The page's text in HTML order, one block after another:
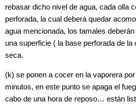
rebasar dicho nivel de agua, cada olla
perforada, la cual deberá quedar
agua mencionada, los tamales
una superficie ( la base perforada de la
seca.
(k) se ponen a cocer en la vaporera
minutos, en este punto se apaga el
cabo de una hora de reposo… están